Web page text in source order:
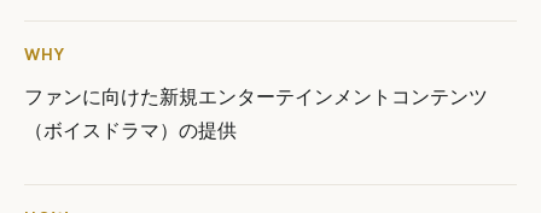
WHY
ファンに向けた新規エンターテインメントコンテンツ
（ボイスドラマ）の提供